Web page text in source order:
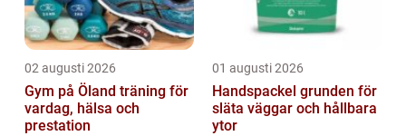
02 augusti 2026
Gym på Öland träning för
vardag, hälsa och
prestation
01 augusti 2026
Handspackel grunden för
släta väggar och hållbara
ytor